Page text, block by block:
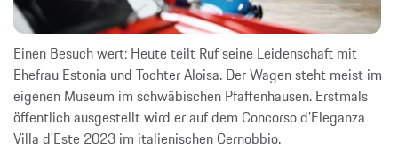
Einen Besuch wert: Heute teilt Ruf seine Leidenschaft mit
Ehefrau Estonia und Tochter Aloisa. Der Wagen steht meist im
eigenen Museum im schwäbischen Pfaffenhausen. Erstmals
öffentlich ausgestellt wird er auf dem Concorso d’Eleganza
Villa d’Este 2023 im italienischen Cernobbio.